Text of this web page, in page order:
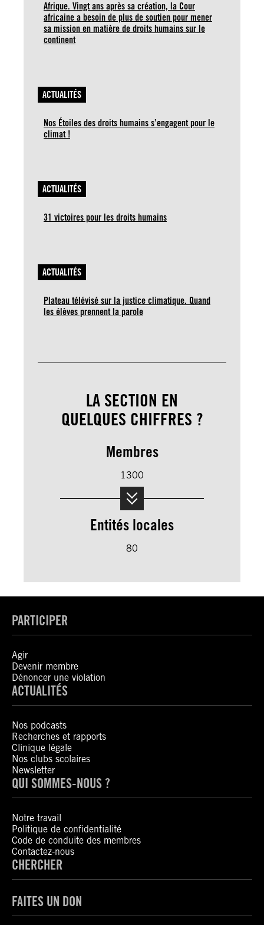
Afrique. Vingt ans après sa création, la Cour
africaine a besoin de plus de soutien pour mener
sa mission en matière de droits humains sur le
continent
ACTUALITÉS
Nos Étoiles des droits humains s’engagent pour le
climat !
ACTUALITÉS
31 victoires pour les droits humains
ACTUALITÉS
Plateau télévisé sur la justice climatique. Quand
les élèves prennent la parole
LA SECTION EN
QUELQUES CHIFFRES ?
Membres
1300
Entités locales
80
PARTICIPER
Agir
Devenir membre
Dénoncer une violation
ACTUALITÉS
Nos podcasts
Recherches et rapports
Clinique légale
Nos clubs scolaires
Newsletter
QUI SOMMES-NOUS ?
Notre travail
Politique de confidentialité
Code de conduite des membres
Contactez-nous
CHERCHER
FAITES UN DON